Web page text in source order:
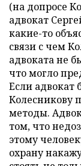
(на допросе
адвокат
какие-то
связи с чем
адвоката не
что могло
Если адвокат
Колесникову
методы.
том, что
этому
охрану